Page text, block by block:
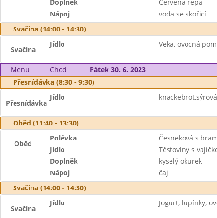
Doplněk
Červená řepa
Nápoj
voda se skořicí
Svačina (14:00 - 14:30)
Svačina
Jídlo Veka, ovocná
Menu Chod
Pátek 30. 6. 2023
Přesnídávka (8:30 - 9:30)
Přesnídávka
Jídlo
Oběd (11:40 - 13:30)
Oběd
Polévka
Česneková s
Jídlo
Těstoviny s
Doplněk
kyselý okurek
Nápoj
čaj
Svačina (14:00 - 14:30)
Svačina
Jídlo Jogurt, lupínky,